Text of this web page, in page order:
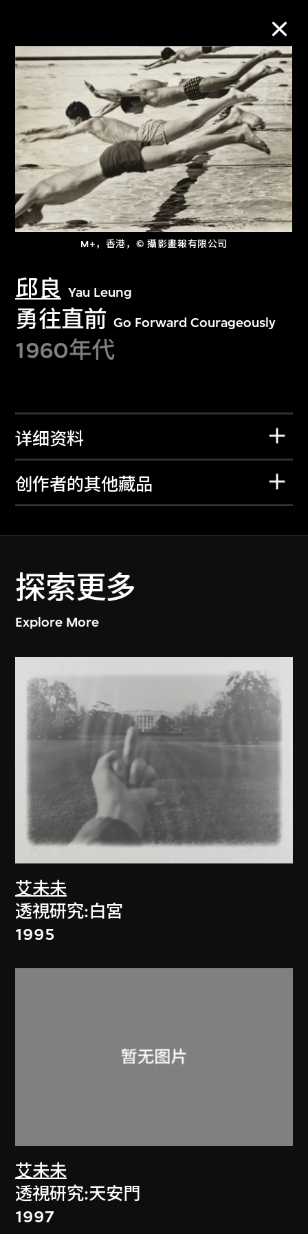
M+，香港，© 攝影畫報有限公司
邱良 Yau Leung
勇往直前 Go Forward Courageously
1960年代
详细资料
创作者的其他藏品
探索更多
Explore More
艾未未
透視研究:白宮
1995
艾未未
透視研究:天安門
1997
M+藏品
进一步筛选 搜索
关于M+藏品
文化藏品。